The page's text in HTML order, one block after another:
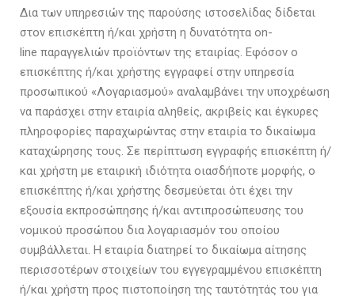
Δια των υπηρεσιών της παρούσης ιστοσελίδας δίδεται
στον επισκέπτη ή/και χρήστη η δυνατότητα on-
line παραγγελιών προϊόντων της εταιρίας. Εφόσον ο
επισκέπτης ή/και χρήστης εγγραφεί στην υπηρεσία
προσωπικού «Λογαριασμού» αναλαμβάνει την υποχρέωση
να παράσχει στην εταιρία αληθείς, ακριβείς και έγκυρες
πληροφορίες παραχωρώντας στην εταιρία το δικαίωμα
καταχώρησης τους. Σε περίπτωση εγγραφής επισκέπτη ή/
και χρήστη με εταιρική ιδιότητα οιασδήποτε μορφής, ο
επισκέπτης ή/και χρήστης δεσμεύεται ότι έχει την
εξουσία εκπροσώπησης ή/και αντιπροσώπευσης του
νομικού προσώπου δια λογαριασμόν του οποίου
συμβάλλεται. Η εταιρία διατηρεί το δικαίωμα αίτησης
περισσοτέρων στοιχείων του εγγεγραμμένου επισκέπτη
ή/και χρήστη προς πιστοποίηση της ταυτότητάς του για